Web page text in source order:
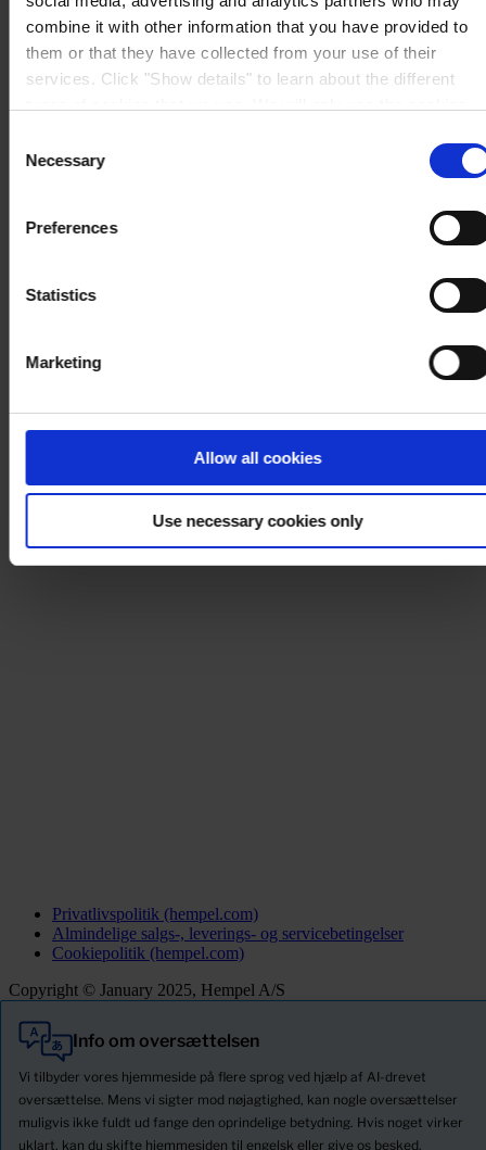
combine it with other information that you have provided to
them or that they have collected from your use of their
services. Click "Show details" to learn about the different
cookies after having received your consent. You may
withdraw your consent at any time by using the link in our
. If you would like to know more how we
process your personal data, please visit our
Selection
Necessary
Preferences
Statistics
Marketing
Allow all cookies
Use necessary cookies only
Privatlivspolitik (hempel.com)
Almindelige salgs-, leverings- og servicebetingelser
Cookiepolitik (hempel.com)
Copyright © January 2025, Hempel A/S
Info om oversættelsen
Vi tilbyder vores hjemmeside på flere sprog ved hjælp af AI-drevet
oversættelse. Mens vi sigter mod nøjagtighed, kan nogle oversættelser
muligvis ikke fuldt ud fange den oprindelige betydning. Hvis noget virker
uklart, kan du skifte hjemmesiden til engelsk eller give os besked.
Alle
Produkter
Nyheder
Download Sikkerhedsdatablade